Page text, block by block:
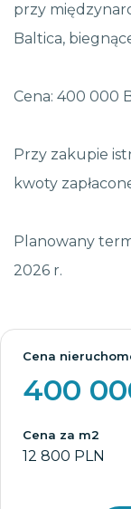
przy
Baltica,
Cena: 400 000
Przy zakupie
kwoty
Planowany
2026 r.
Cena
400
Cena za m2
12 800 PLN